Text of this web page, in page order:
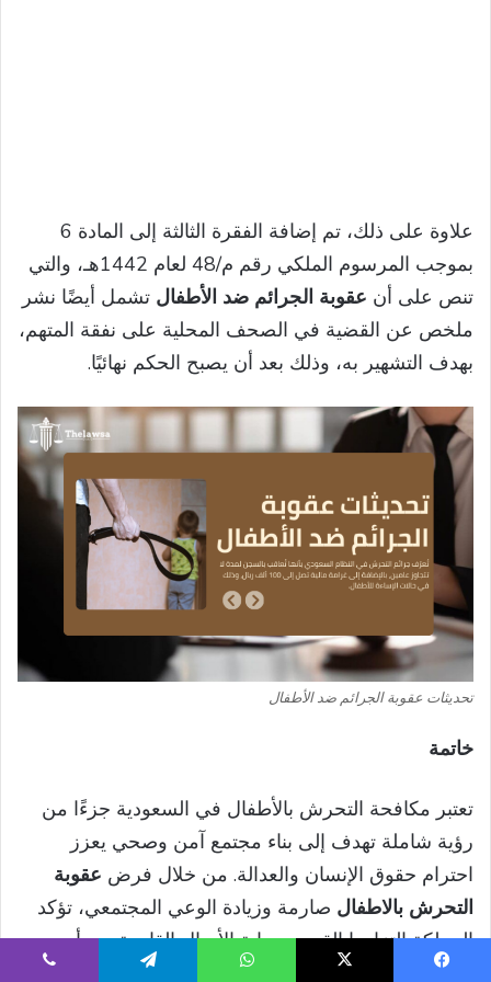
علاوة على ذلك، تم إضافة الفقرة الثالثة إلى المادة 6
بموجب المرسوم الملكي رقم م/48 لعام 1442هـ، والتي
تنص على أن عقوبة الجرائم ضد الأطفال تشمل أيضًا نشر
ملخص عن القضية في الصحف المحلية على نفقة المتهم،
بهدف التشهير به، وذلك بعد أن يصبح الحكم نهائيًا.
تحديثات عقوبة الجرائم ضد الأطفال
خاتمة
تعتبر مكافحة التحرش بالأطفال في السعودية جزءًا من
رؤية شاملة تهدف إلى بناء مجتمع آمن وصحي يعزز
احترام حقوق الإنسان والعدالة. من خلال فرض عقوبة
التحرش بالاطفال صارمة وزيادة الوعي المجتمعي، تؤكد
المملكة التزامها القوي بحماية الأجيال القادمة من أي
تهديد يطال براءتهم وحقوقهم الأساسية. وعلى الرغم من